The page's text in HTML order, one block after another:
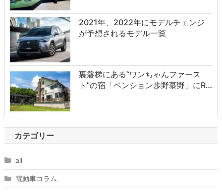
2021年、2022年にモデルチェンジ
が予想されるモデル一覧
裏磐梯にある“ワンちゃんファース
ト”の宿「ペンション歩野慕野」にR…
カテゴリー
all
電動車コラム